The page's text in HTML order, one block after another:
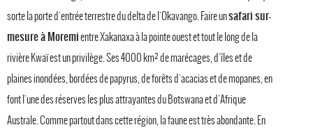
sorte la porte d'entrée terrestre du delta de l'Okavango. Faire unsafari sur-
mesure à Moremientre Xakanaxa à la pointe ouest et tout le long de la
rivière Kwaï est un privilège. Ses 4000 km² de marécages, d'îles et de
plaines inondées, bordées de papyrus, de forêts d'acacias et de mopanes, en
font l'une des réserves les plus attrayantes du Botswana et d'Afrique
Australe. Comme partout dans cette région, la faune est très abondante. En